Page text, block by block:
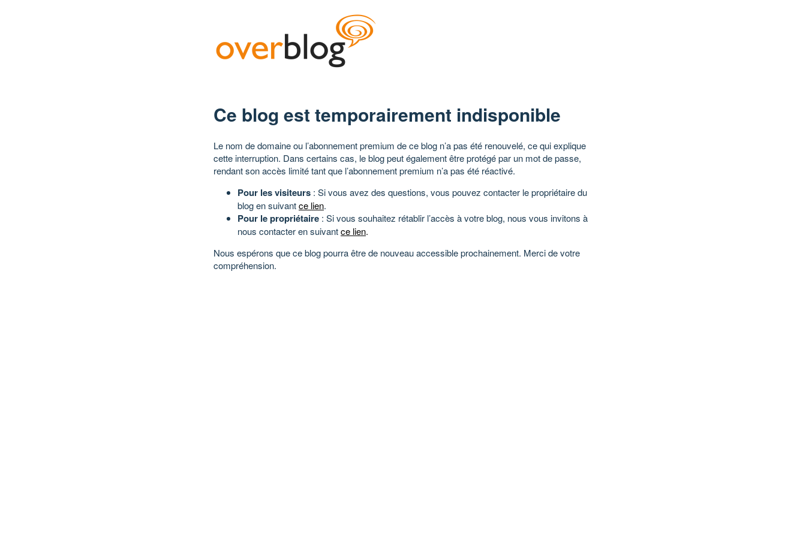
Ce blog est temporairement indisponible
Le nom de domaine ou l’abonnement premium de ce blog n’a pas été renouvelé, ce qui explique
cette interruption. Dans certains cas, le blog peut également être protégé par un mot de passe,
rendant son accès limité tant que l’abonnement premium n’a pas été réactivé.
Pour les visiteurs : Si vous avez des questions, vous pouvez contacter le propriétaire du
blog en suivantce lien.
Pour le propriétaire : Si vous souhaitez rétablir l’accès à votre blog, nous vous invitons à
nous contacter en suivantce lien.
Nous espérons que ce blog pourra être de nouveau accessible prochainement. Merci de votre
compréhension.